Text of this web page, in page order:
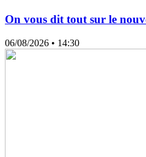
On vous dit tout sur le
06/08/2026 • 14:30